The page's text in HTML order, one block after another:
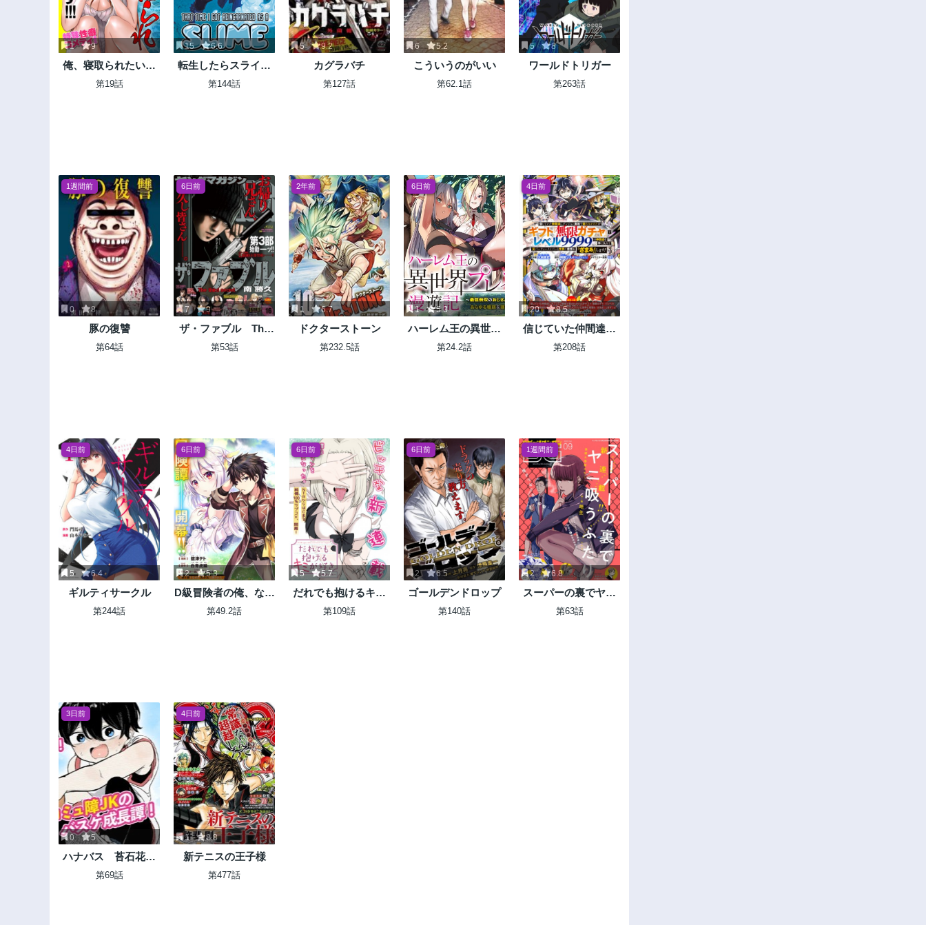
1 9
俺、寝取られたいん
です!!!
第19話
15 6.6
転生したらスライム
だった件
第144話
5 9.2
カグラバチ
第127話
6 5.2
こういうのがいい
第62.1話
5 8
ワールドトリガー
第263話
1週間前
0 8
豚の復讐
第64話
6日前
7 9
ザ・ファブル The
third secret
第53話
2年前
1 6.7
ドクターストーン
第232.5話
6日前
1 5.3
ハーレム王の異世界
プレス漫遊記 ～最
第24.2話
4日前
20 8.5
信じていた仲間達に
ダンジョン奥地で殺
ぁ！』します！
第208話
4日前
5 6.4
ギルティサークル
第244話
6日前
2 5.3
D級冒険者の俺、なぜ
か勇者パーティーに
第49.2話
6日前
5 5.7
だれでも抱けるキミ
が好き
第109話
6日前
2 6.5
ゴールデンドロップ
第140話
1週間前
2 6.8
スーパーの裏でヤニ
吸うふたり
第63話
3日前
0 5
ハナバス 苔石花江
のバスケ論
第69話
4日前
1 8.8
新テニスの王子様
第477話